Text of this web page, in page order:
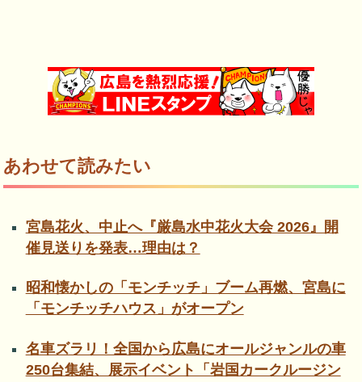
あわせて読みたい
宮島花火、中止へ『厳島水中花火大会 2026』開
催見送りを発表…理由は？
昭和懐かしの「モンチッチ」ブーム再燃、宮島に
「モンチッチハウス」がオープン
名車ズラリ！全国から広島にオールジャンルの車
250台集結、展示イベント「岩国カークルージン